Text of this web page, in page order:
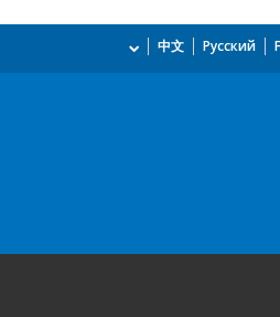
Русский
中文